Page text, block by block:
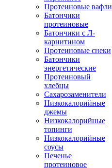
Протеиновые вафли
Батончики
протеиновые
Батончики с Л-
карнитином
Протеиновые снеки
Батончики
энергетические
Протеиновый
хлебцы
Сахарозаменители
Низкокалорийные
джемы
Низкокалорийные
топинги
Низкокалорийные
соусы
Печенье
протеиновое